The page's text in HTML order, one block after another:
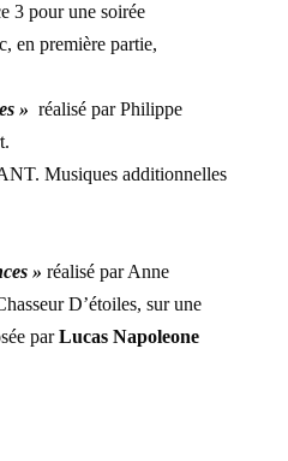
3 pour une soirée
en première partie,
» réalisé par Philippe
. Musiques additionnelles
» réalisé par Anne
D’étoiles, sur une
parLucas Napoleone